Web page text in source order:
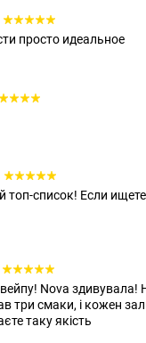
просто идеальное
топ-список! Если
Nova здивувала!
три смаки, і кожен
таку якість